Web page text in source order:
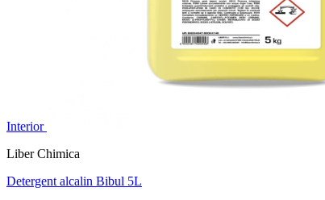
Interior
Liber Chimica
Detergent alcalin Bibul 5L